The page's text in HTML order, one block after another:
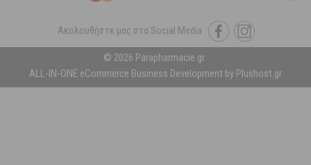
Ακολουθήστε μας στα Social Media
© 2026 Parapharmacie.gr.
ALL-IN-ONE eCommerce Business Development by Plushost.gr